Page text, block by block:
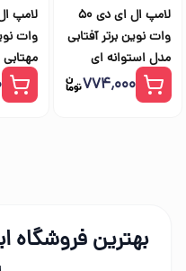
لامپ ال ای دی 50
وات نوین برتر آفتابی
مدل استوانه ای
۷۷۴٬۰۰۰
وات
مهتابی
بهترین فروشگاه